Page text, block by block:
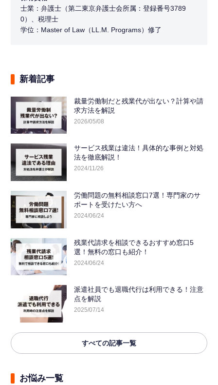
士業：弁護士（第二東京弁護士会所属：登録番号3789
0）、税理士
学位：Master of Law（LL.M. Programs）修了
新着記事
裁量労働制だと残業代が出ない？計算や請
求方法を解説
2026/05/08
サービス残業は違法！具体的な事例と対処
法を徹底解説！
2024/11/26
労働問題の無料相談窓口7選！専門家のサ
ポートを受けたい方へ
2024/06/24
残業代請求を相談できるおすすめ窓口5
選！無料の窓口も紹介！
2024/06/24
派遣社員でも退職代行は利用できる！注意
点を解説
2025/07/14
すべての記事一覧
お悩み一覧